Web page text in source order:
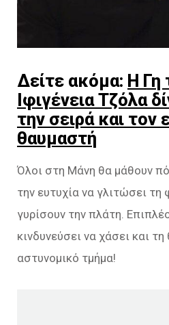
Δείτε ακόμα: Η Γη
Ιφιγένεια Τζόλα
την σειρά και τον
θαυμαστή
Όλοι στη Μάνη θα μάθουν
την ευτυχία να γλιτώσει τη
γυρίσουν την πλάτη.
κινδυνεύσει να χάσει και
αστυνομικό τμήμα!